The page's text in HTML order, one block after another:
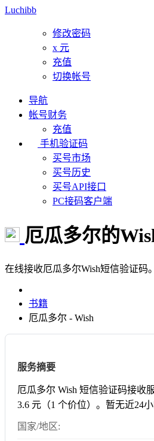
Luchibb
修改密码
x 元
充值
切换帐号
导航
帐号财务
充值
手机验证码
买号市场
买号历史
买号API接口
PC接码客户端
厄瓜多尔的
在线接收厄瓜多尔Wish短信验证码
书籍
厄瓜多尔 - Wish
服务摘要
厄瓜多尔 Wish 短信验证码接收
3.6 元（1 个价位）。暂无近24
国家/地区: